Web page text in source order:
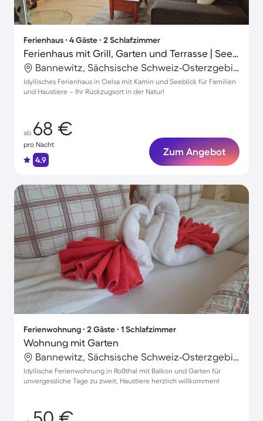
Ferienhaus ∙ 4 Gäste ∙ 2 Schlafzimmer
Ferienhaus mit Grill, Garten und Terrasse | Seeblick
Bannewitz, Sächsische Schweiz-Osterzgebirge, Deutschland
Idyllisches Ferienhaus in Oelsa mit Kamin und Seeblick für Familien
und Haustiere – Ihr Rückzugsort in der Natur!
ab 68 €
pro Nacht
4.9
Zum Angebot
Ferienwohnung ∙ 2 Gäste ∙ 1 Schlafzimmer
Wohnung mit Garten
Bannewitz, Sächsische Schweiz-Osterzgebirge, Deutschland
Idyllische Ferienwohnung in Roßthal mit Balkon und Garten für
unvergessliche Tage zu zweit, Haustiere herzlich willkommen!